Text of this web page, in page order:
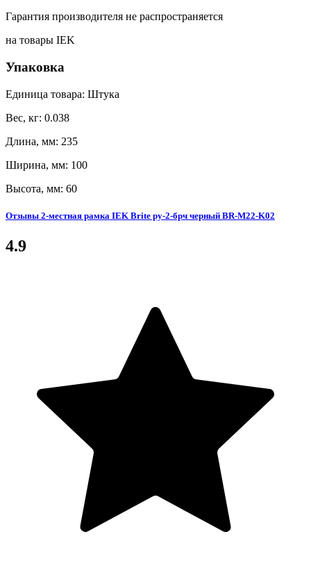
Гарантия производителя не распространяется
на товары IEK
Упаковка
Единица товара: Штука
Вес, кг: 0.038
Длина, мм: 235
Ширина, мм: 100
Высота, мм: 60
Отзывы 2-местная рамка IEK Brite ру-2-брч черный BR-M22-K02
4.9